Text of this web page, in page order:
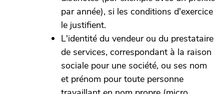
par année), si les conditions d'exercice
le justifient.
L'identité du vendeur ou du prestataire
de services, correspondant à la raison
sociale pour une société, ou ses nom
et prénom pour toute personne